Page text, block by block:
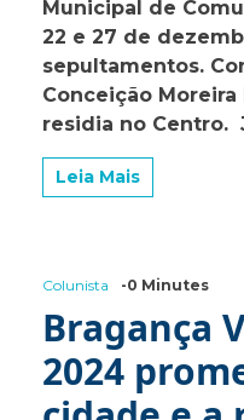
Municipal de
22 e 27 de
sepultamentos.
Conceição Moreira
residia no Centro.
Leia Mais
Colunista -0 Minutes
Bragança
2024